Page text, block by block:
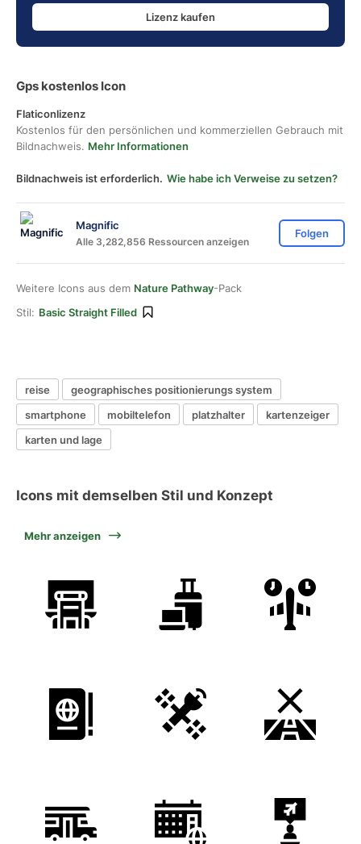
Lizenz kaufen
Gps kostenlos Icon
Flaticonlizenz
Kostenlos für den persönlichen und kommerziellen Gebrauch mit
Bildnachweis. Mehr Informationen
Bildnachweis ist erforderlich. Wie habe ich Verweise zu setzen?
Magnific
Alle 3,282,856 Ressourcen anzeigen
Folgen
Weitere Icons aus dem Nature Pathway-Pack
Stil: Basic Straight Filled
reise
geographisches positionierungs system
smartphone
mobiltelefon platzhalter
kartenzeiger
karten und lage
Icons mit demselben Stil und Konzept
Mehr anzeigen